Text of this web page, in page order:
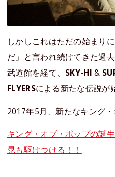
しかしこれはただの始まり
だ」と言われ続けてきた過
武道館を経て、 SKY-HI &
FLYERSによる新たな伝説が
2017年5月、新たなキング
キング・オブ・ポップの誕
晃も駆けつける！！